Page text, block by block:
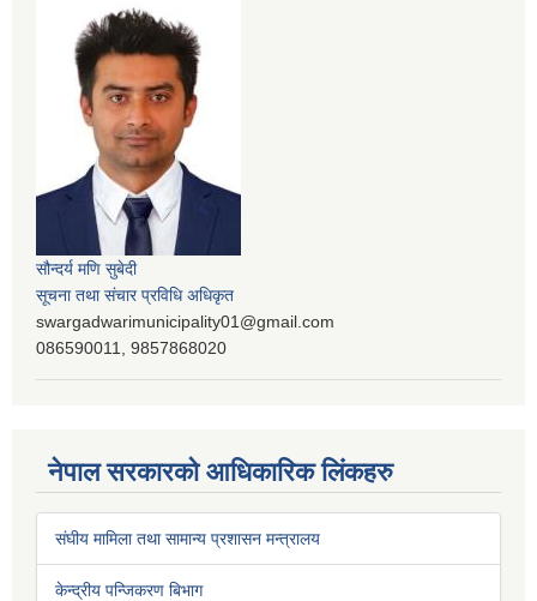
सौन्दर्य मणि सुबेदी
सूचना तथा संचार प्रविधि अधिकृत
swargadwarimunicipality01@gmail.com
086590011, 9857868020
नेपाल सरकारको आधिकारिक लिंकहरु
संघीय मामिला तथा सामान्य प्रशासन मन्त्रालय
केन्द्रीय पन्जिकरण बिभाग